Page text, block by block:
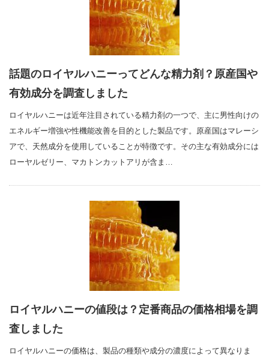
話題のロイヤルハニーってどんな精力剤？原産国や
有効成分を調査しました
ロイヤルハニーは近年注目されている精力剤の一つで、主に男性向けの
エネルギー増強や性機能改善を目的とした製品です。原産国はマレーシ
アで、天然成分を使用していることが特徴です。その主な有効成分には
ローヤルゼリー、マカトンカットアリが含ま…
ロイヤルハニーの値段は？定番商品の価格相場を調
査しました
ロイヤルハニーの価格は、製品の種類や成分の濃度によって異なりま